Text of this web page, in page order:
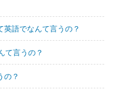
語でなんて言うの？
て言うの？
の？